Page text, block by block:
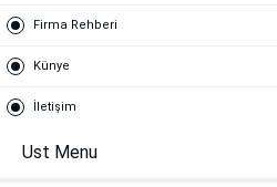
Firma Rehberi
Künye
İletişim
Ust Menu